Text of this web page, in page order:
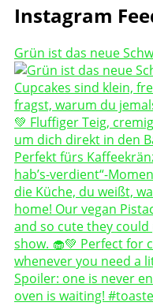
Instagram
Grün ist das neue